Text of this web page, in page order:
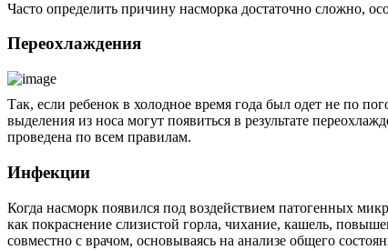
Часто определить причину насморка достаточно сложно,
Переохлаждения
Так, если ребенок в холодное время года был одет не по
выделения из носа могут появиться в результате
проведена по всем правилам.
Инфекции
Когда насморк появился под воздействием патогенных
как покраснение слизистой горла, чихание, кашель,
совместно с врачом, основываясь на анализе общего